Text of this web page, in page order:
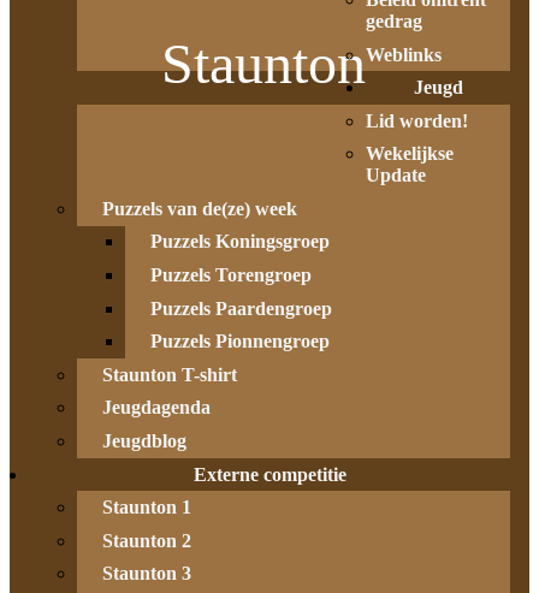
Staunton
gedrag
Weblinks
Jeugd
Lid worden!
Wekelijkse
Update
Puzzels van de(ze) week
Puzzels Koningsgroep
Puzzels Torengroep
Puzzels Paardengroep
Puzzels Pionnengroep
Staunton T-shirt
Jeugdagenda
Jeugdblog
Externe competitie
Staunton 1
Staunton 2
Staunton 3